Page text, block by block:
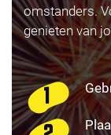
omstanders.
genieten van